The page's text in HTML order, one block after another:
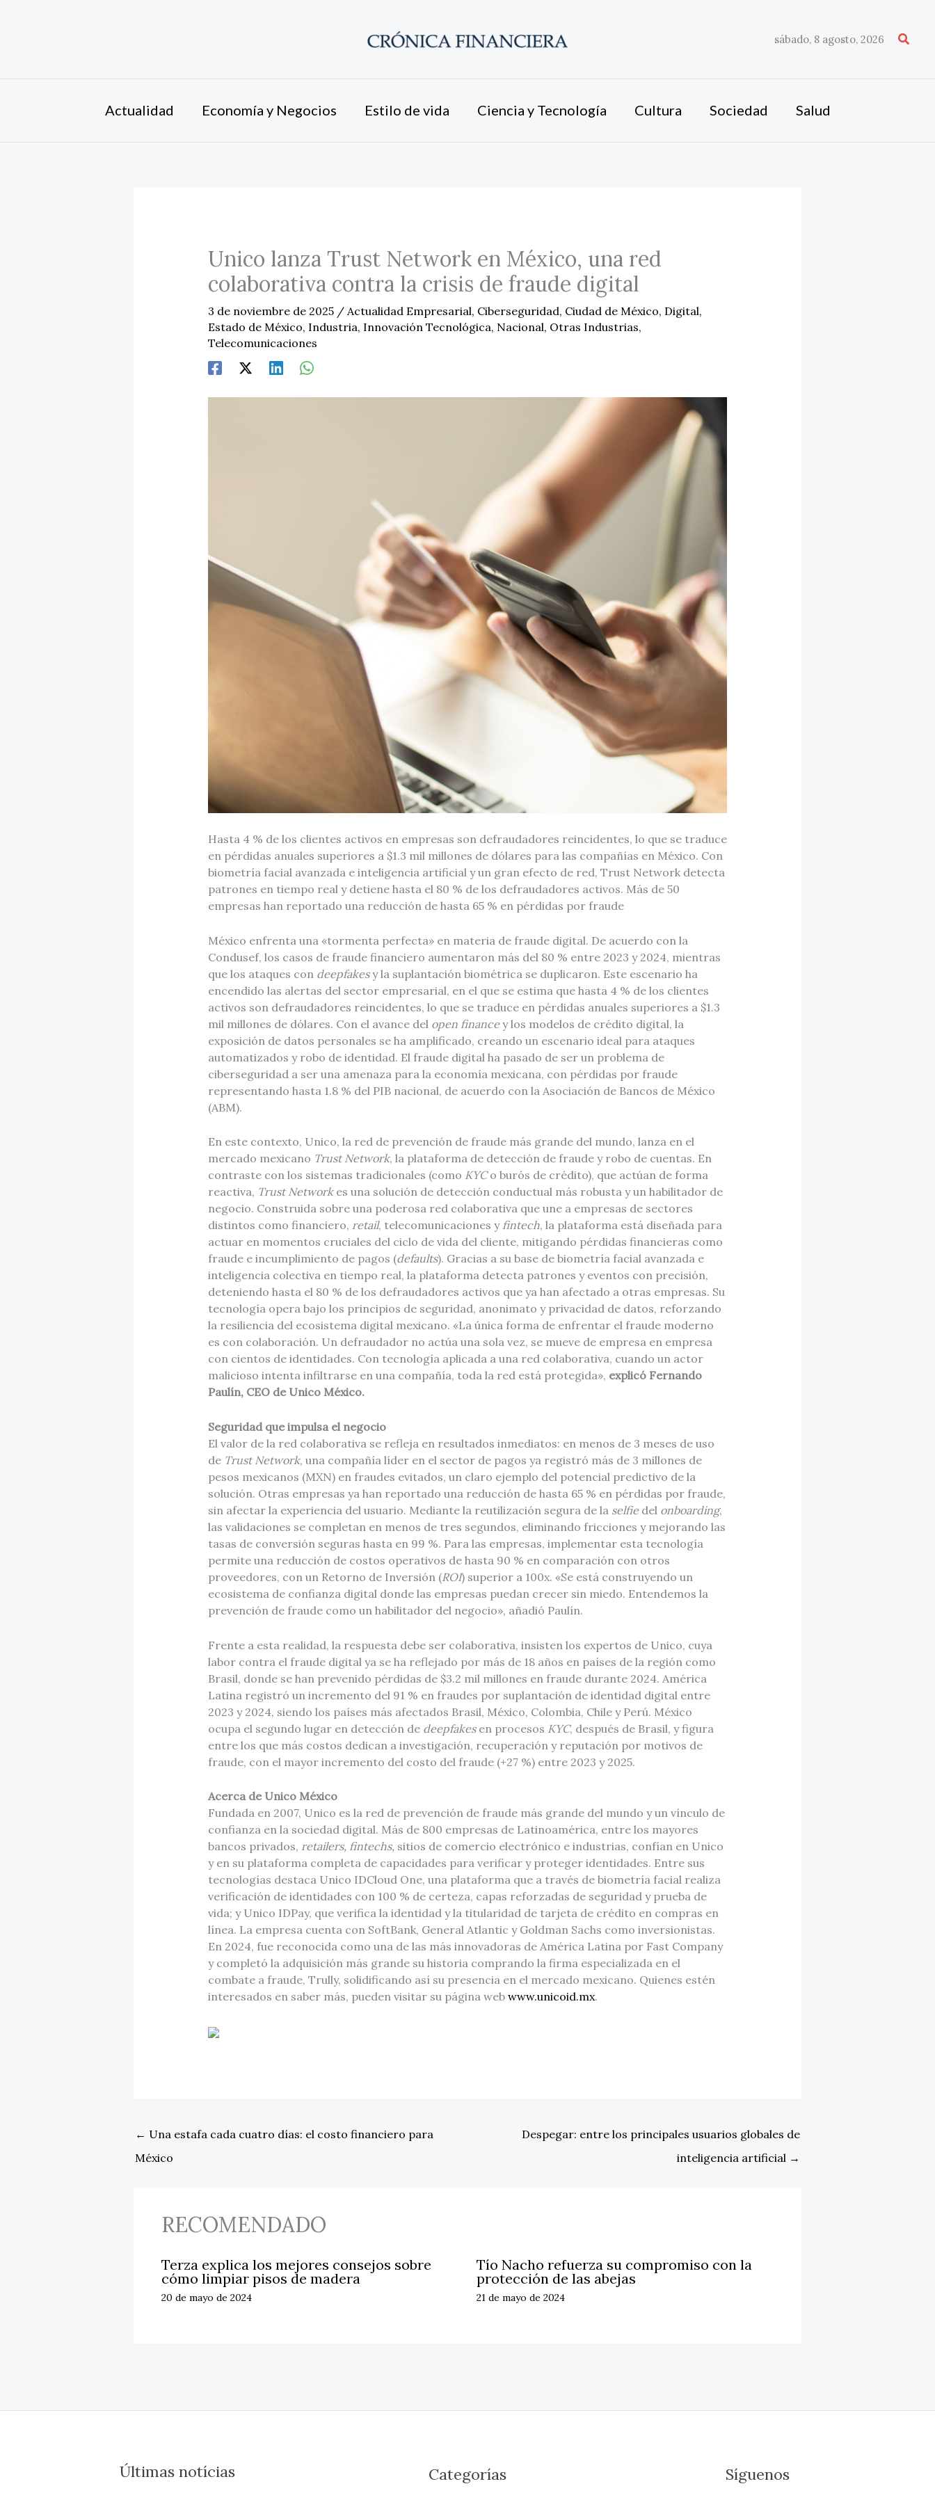
sábado, 8 agosto, 2026
Actualidad Economía y Negocios Estilo de vida Ciencia y Tecnología Cultura Sociedad Salud
Unico lanza Trust Network en México, una red
colaborativa contra la crisis de fraude digital
3 de noviembre de 2025 / Actualidad Empresarial, Ciberseguridad, Ciudad de México, Digital,
Estado de México, Industria, Innovación Tecnológica, Nacional, Otras Industrias,
Telecomunicaciones
Hasta 4 % de los clientes activos en empresas son defraudadores reincidentes, lo que se traduce
en pérdidas anuales superiores a $1.3 mil millones de dólares para las compañías en México. Con
biometría facial avanzada e inteligencia artificial y un gran efecto de red, Trust Network detecta
patrones en tiempo real y detiene hasta el 80 % de los defraudadores activos. Más de 50
empresas han reportado una reducción de hasta 65 % en pérdidas por fraude
México enfrenta una «tormenta perfecta» en materia de fraude digital. De acuerdo con la
Condusef, los casos de fraude financiero aumentaron más del 80 % entre 2023 y 2024, mientras
que los ataques con deepfakesy la suplantación biométrica se duplicaron. Este escenario ha
encendido las alertas del sector empresarial, en el que se estima que hasta 4 % de los clientes
activos son defraudadores reincidentes, lo que se traduce en pérdidas anuales superiores a $1.3
mil millones de dólares. Con el avance del open financey los modelos de crédito digital, la
exposición de datos personales se ha amplificado, creando un escenario ideal para ataques
automatizados y robo de identidad. El fraude digital ha pasado de ser un problema de
ciberseguridad a ser una amenaza para la economía mexicana, con pérdidas por fraude
representando hasta 1.8 % del PIB nacional, de acuerdo con la Asociación de Bancos de México
(ABM).
En este contexto, Unico, la red de prevención de fraude más grande del mundo, lanza en el
mercado mexicano Trust Network, la plataforma de detección de fraude y robo de cuentas. En
contraste con los sistemas tradicionales (como KYCo burós de crédito), que actúan de forma
reactiva, Trust Networkes una solución de detección conductual más robusta y un habilitador de
negocio. Construida sobre una poderosa red colaborativa que une a empresas de sectores
distintos como financiero, retail, telecomunicaciones y fintech, la plataforma está diseñada para
actuar en momentos cruciales del ciclo de vida del cliente, mitigando pérdidas financieras como
fraude e incumplimiento de pagos (defaults). Gracias a su base de biometría facial avanzada e
inteligencia colectiva en tiempo real, la plataforma detecta patrones y eventos con precisión,
deteniendo hasta el 80 % de los defraudadores activos que ya han afectado a otras empresas. Su
tecnología opera bajo los principios de seguridad, anonimato y privacidad de datos, reforzando
la resiliencia del ecosistema digital mexicano. «La única forma de enfrentar el fraude moderno
es con colaboración. Un defraudador no actúa una sola vez, se mueve de empresa en empresa
con cientos de identidades. Con tecnología aplicada a una red colaborativa, cuando un actor
malicioso intenta infiltrarse en una compañía, toda la red está protegida», explicó Fernando
Paulín, CEO de Unico México.
Seguridad que impulsa el negocio
El valor de la red colaborativa se refleja en resultados inmediatos: en menos de 3 meses de uso
de Trust Network, una compañía líder en el sector de pagos ya registró más de 3 millones de
pesos mexicanos (MXN) en fraudes evitados, un claro ejemplo del potencial predictivo de la
solución. Otras empresas ya han reportado una reducción de hasta 65 % en pérdidas por fraude,
sin afectar la experiencia del usuario. Mediante la reutilización segura de la selfiedel onboarding,
las validaciones se completan en menos de tres segundos, eliminando fricciones y mejorando las
tasas de conversión seguras hasta en 99 %. Para las empresas, implementar esta tecnología
permite una reducción de costos operativos de hasta 90 % en comparación con otros
proveedores, con un Retorno de Inversión (ROI) superior a 100x. «Se está construyendo un
ecosistema de confianza digital donde las empresas puedan crecer sin miedo. Entendemos la
prevención de fraude como un habilitador del negocio», añadió Paulín.
Frente a esta realidad, la respuesta debe ser colaborativa, insisten los expertos de Unico, cuya
labor contra el fraude digital ya se ha reflejado por más de 18 años en países de la región como
Brasil, donde se han prevenido pérdidas de $3.2 mil millones en fraude durante 2024. América
Latina registró un incremento del 91 % en fraudes por suplantación de identidad digital entre
2023 y 2024, siendo los países más afectados Brasil, México, Colombia, Chile y Perú. México
ocupa el segundo lugar en detección de deepfakesen procesos KYC, después de Brasil, y figura
entre los que más costos dedican a investigación, recuperación y reputación por motivos de
fraude, con el mayor incremento del costo del fraude (+27 %) entre 2023 y 2025.
Acerca de Unico México
Fundada en 2007, Unico es la red de prevención de fraude más grande del mundo y un vínculo de
confianza en la sociedad digital. Más de 800 empresas de Latinoamérica, entre los mayores
bancos privados, retailers, fintechs, sitios de comercio electrónico e industrias, confían en Unico
y en su plataforma completa de capacidades para verificar y proteger identidades. Entre sus
tecnologías destaca Unico IDCloud One, una plataforma que a través de biometría facial realiza
verificación de identidades con 100 % de certeza, capas reforzadas de seguridad y prueba de
vida; y Unico IDPay, que verifica la identidad y la titularidad de tarjeta de crédito en compras en
línea. La empresa cuenta con SoftBank, General Atlantic y Goldman Sachs como inversionistas.
En 2024, fue reconocida como una de las más innovadoras de América Latina por Fast Company
y completó la adquisición más grande su historia comprando la firma especializada en el
combate a fraude, Trully, solidificando así su presencia en el mercado mexicano. Quienes estén
interesados en saber más, pueden visitar su página web www.unicoid.mx.
← Una estafa cada cuatro días: el costo financiero para
México
Despegar: entre los principales usuarios globales de
inteligencia artificial →
RECOMENDADO
Terza explica los mejores consejos sobre
cómo limpiar pisos de madera
20 de mayo de 2024
Tío Nacho refuerza su compromiso con la
protección de las abejas
21 de mayo de 2024
Últimas notícias Categorías Síguenos